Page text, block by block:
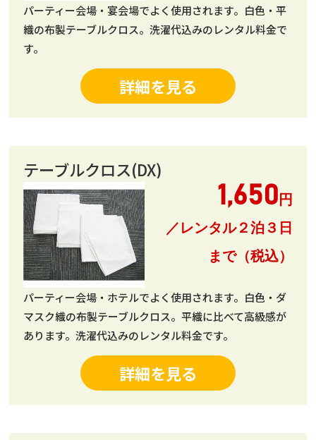
パーティー会場・宴会場でよく使用されます。白色・平
織の布製テーブルクロス。洗濯代込みのレンタル料金で
す。
詳細を見る
テーブルクロス(DX)
1,650 円
／レンタル２泊３日
まで（税込）
パーティー会場・ホテルでよく使用されます。白色・ダ
マスク織の布製テーブルクロス。平織に比べて高級感が
あります。洗濯代込みのレンタル料金です。
詳細を見る